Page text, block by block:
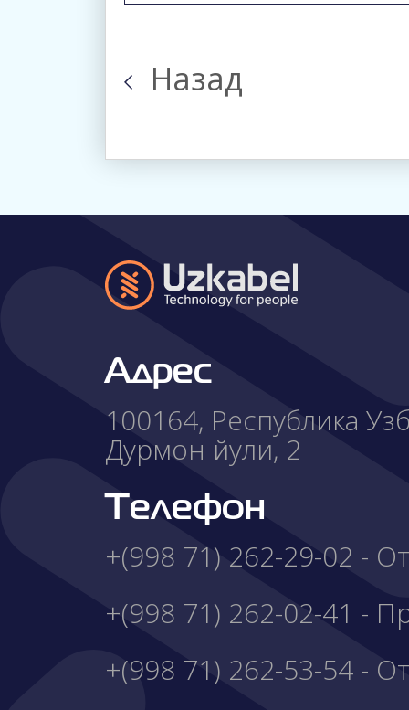
Назад
Адрес
100164, Республика
Дурмон йули, 2
Телефон
+(998 71) 262-29-02 -
+(998 71) 262-02-41 -
+(998 71) 262-53-54 -